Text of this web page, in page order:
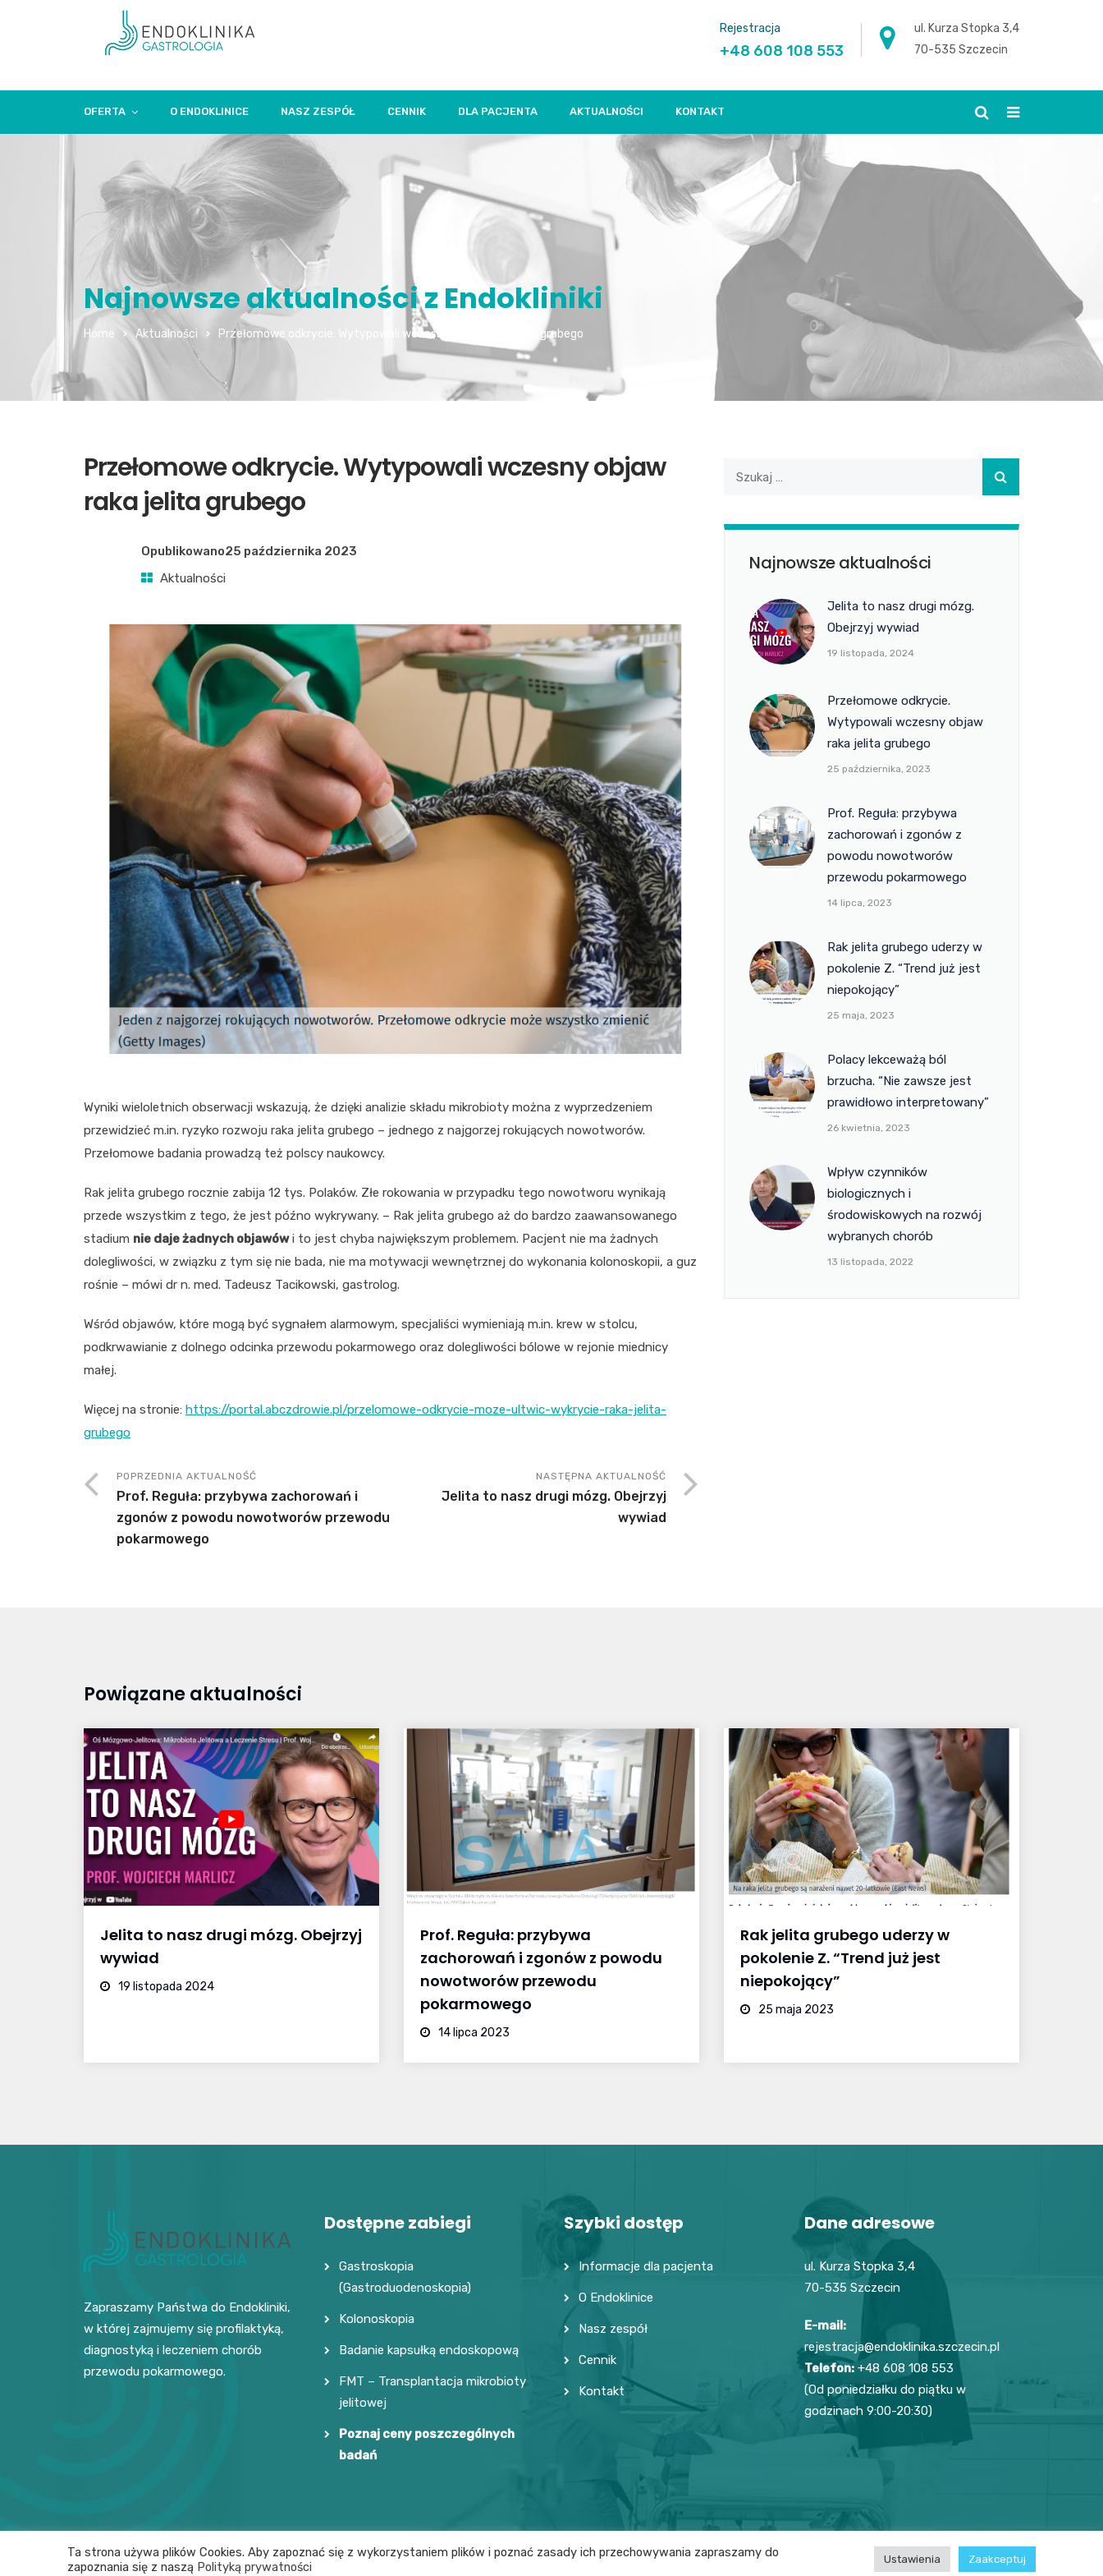
Rejestracja
+48 608 108 553
ul. Kurza Stopka 3,4
70-535 Szczecin
OFERTA O ENDOKLINICE NASZ ZESPÓŁ CENNIK DLA PACJENTA AKTUALNOŚCI KONTAKT
Najnowsze aktualności z Endokliniki
Home Aktualności Przełomowe odkrycie. Wytypowali wczesny objaw raka jelita grubego
Przełomowe odkrycie. Wytypowali wczesny objaw
raka jelita grubego
Opublikowano25 października 2023
Aktualności
Wyniki wieloletnich obserwacji wskazują, że dzięki analizie składu mikrobioty można z wyprzedzeniem
przewidzieć m.in. ryzyko rozwoju raka jelita grubego – jednego z najgorzej rokujących nowotworów.
Przełomowe badania prowadzą też polscy naukowcy.
Rak jelita grubego rocznie zabija 12 tys. Polaków. Złe rokowania w przypadku tego nowotworu wynikają
przede wszystkim z tego, że jest późno wykrywany. – Rak jelita grubego aż do bardzo zaawansowanego
stadium nie daje żadnych objawówi to jest chyba największym problemem. Pacjent nie ma żadnych
dolegliwości, w związku z tym się nie bada, nie ma motywacji wewnętrznej do wykonania kolonoskopii, a guz
rośnie – mówi dr n. med. Tadeusz Tacikowski, gastrolog.
Wśród objawów, które mogą być sygnałem alarmowym, specjaliści wymieniają m.in. krew w stolcu,
podkrwawianie z dolnego odcinka przewodu pokarmowego oraz dolegliwości bólowe w rejonie miednicy
małej.
Więcej na stronie: https://portal.abczdrowie.pl/przelomowe-odkrycie-moze-ultwic-wykrycie-raka-jelita-
grubego
POPRZEDNIA AKTUALNOŚĆ
Prof. Reguła: przybywa zachorowań i
zgonów z powodu nowotworów przewodu
pokarmowego
NASTĘPNA AKTUALNOŚĆ
Jelita to nasz drugi mózg. Obejrzyj
wywiad
Najnowsze aktualności
Jelita to nasz drugi mózg.
Obejrzyj wywiad
19 listopada, 2024
Przełomowe odkrycie.
Wytypowali wczesny objaw
raka jelita grubego
25 października, 2023
Prof. Reguła: przybywa
zachorowań i zgonów z
powodu nowotworów
przewodu pokarmowego
14 lipca, 2023
Rak jelita grubego uderzy w
pokolenie Z. “Trend już jest
niepokojący”
25 maja, 2023
Polacy lekceważą ból
brzucha. “Nie zawsze jest
prawidłowo interpretowany”
26 kwietnia, 2023
Wpływ czynników
biologicznych i
środowiskowych na rozwój
wybranych chorób
13 listopada, 2022
Powiązane aktualności
Jelita to nasz drugi mózg. Obejrzyj
wywiad
19 listopada 2024
Prof. Reguła: przybywa
zachorowań i zgonów z powodu
nowotworów przewodu
pokarmowego
14 lipca 2023
Rak jelita grubego uderzy w
pokolenie Z. “Trend już jest
niepokojący”
25 maja 2023
Zapraszamy Państwa do Endokliniki,
w której zajmujemy się profilaktyką,
diagnostyką i leczeniem chorób
przewodu pokarmowego.
Dostępne zabiegi
Gastroskopia
(Gastroduodenoskopia)
Kolonoskopia
Badanie kapsułką endoskopową
FMT – Transplantacja mikrobioty
jelitowej
Poznaj ceny poszczególnych
badań
Szybki dostęp
Informacje dla pacjenta
O Endoklinice
Nasz zespół
Cennik
Kontakt
Dane adresowe
ul. Kurza Stopka 3,4
70-535 Szczecin
E-mail:
rejestracja@endoklinika.szczecin.pl
Telefon:+48 608 108 553
(Od poniedziałku do piątku w
godzinach 9:00-20:30)
Endoklinika © Wszelkie prawa zastrzeżone Polityka prywatności
Ta strona używa plików Cookies. Aby zapoznać się z wykorzystaniem plików i poznać zasady ich przechowywania zapraszamy do
zapoznania się z naszą Polityką prywatności Ustawienia Zaakceptuj